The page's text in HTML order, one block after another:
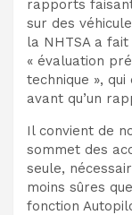
rapports
sur des
la NHTSA a fait
« évaluation
technique »,
avant qu’un
Il convient de
sommet des
seule,
moins sûres
fonction